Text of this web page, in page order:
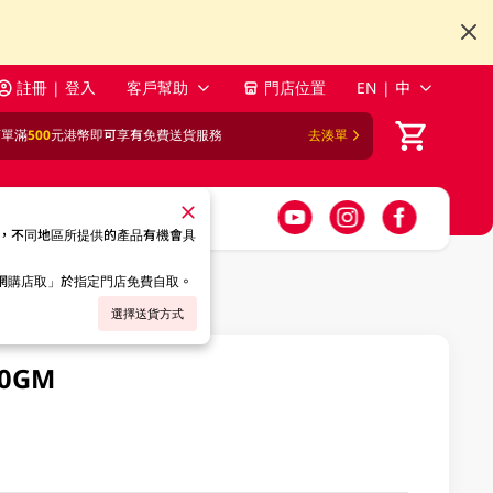
註冊 | 登入 客戶幫助 門店位置 EN | 中
滿500元港幣即可享有免費送貨服務 去湊單
不同地區所提供的產品有機會具
店取」於指定門店免費自取。
選擇送貨方式